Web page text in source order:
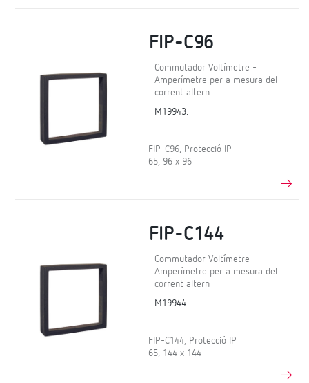
FIP-C96
Commutador Voltímetre -
Amperímetre per a mesura del
corrent altern
M19943.
FIP-C96, Protecció IP
65, 96 x 96
FIP-C144
Commutador Voltímetre -
Amperímetre per a mesura del
corrent altern
M19944.
FIP-C144, Protecció IP
65, 144 x 144